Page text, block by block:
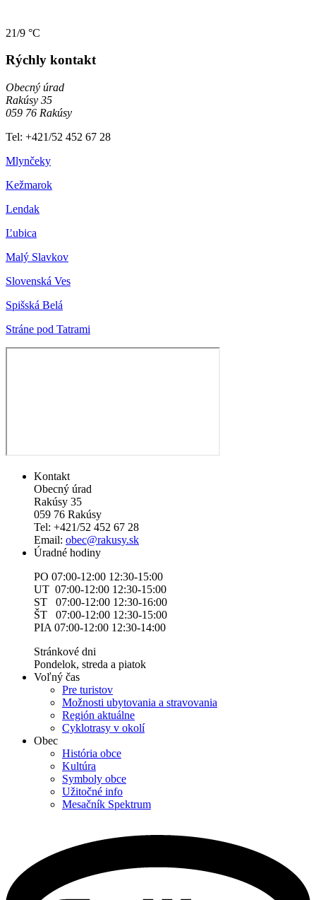
21/9 °C
Rýchly kontakt
Obecný úrad
Rakúsy 35
059 76 Rakúsy
Tel: +421/52 452 67 28
Mlynčeky
Kežmarok
Lendak
Ľubica
Malý Slavkov
Slovenská Ves
Spišská Belá
Stráne pod Tatrami
Kontakt
Obecný úrad
Rakúsy 35
059 76 Rakúsy
Tel: +421/52 452 67 28
Email: obec@rakusy.sk
Úradné hodiny
PO 07:00-12:00 12:30-15:00
UT 07:00-12:00 12:30-15:00
ST 07:00-12:00 12:30-16:00
ŠT 07:00-12:00 12:30-15:00
PIA 07:00-12:00 12:30-14:00
Stránkové dni
Pondelok, streda a piatok
Voľný čas
Pre turistov
Možnosti ubytovania a stravovania
Región aktuálne
Cyklotrasy v okolí
Obec
História obce
Kultúra
Symboly obce
Užitočné info
Mesačník Spektrum